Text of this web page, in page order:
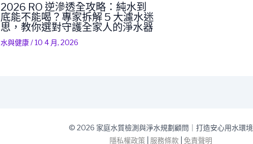
2026 RO 逆滲透全攻略：純水到
底能不能喝？專家拆解 5 大濾水迷
思，教你選對守護全家人的淨水器
水與健康/10 4 月, 2026
© 2026 家庭水質檢測與淨水規劃顧問｜打造安心用水環境
隱私權政策
服務條款 免責聲明